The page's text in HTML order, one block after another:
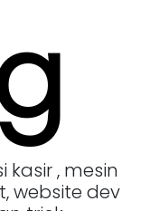
, mesin
website dev